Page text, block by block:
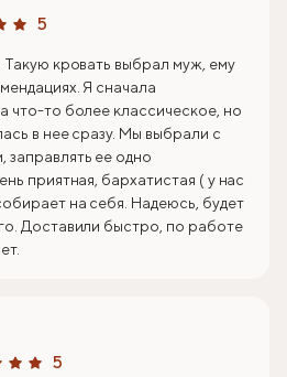
5
Такую кровать выбрал муж, ему
Я сначала
что-то более классическое, но
в нее сразу. Мы выбрали с
ее одно
приятная, бархатистая ( у нас
на себя. Надеюсь, будет
Доставили быстро, по работе
5